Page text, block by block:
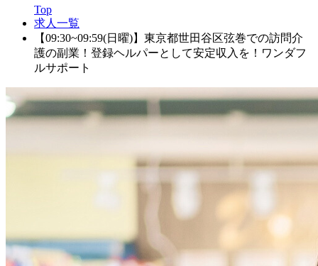
Top
求人一覧
【09:30~09:59(日曜)】東京都世田谷区弦巻での訪問介
護の副業！登録ヘルパーとして安定収入を！ワンダフ
ルサポート